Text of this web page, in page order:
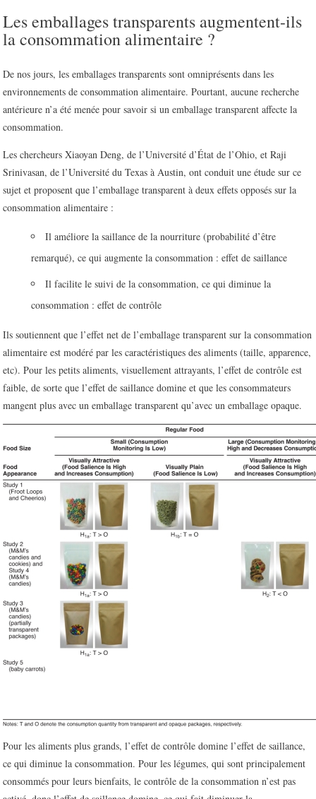
Les emballages transparents augmentent-ils
la consommation alimentaire ?
De nos jours, les emballages transparents sont omniprésents dans les
environnements de consommation alimentaire. Pourtant, aucune recherche
antérieure n’a été menée pour savoir si un emballage transparent affecte la
consommation.
Les chercheurs Xiaoyan Deng, de l’Université d’État de l’Ohio, et Raji
Srinivasan, de l’Université du Texas à Austin, ont conduit une étude sur ce
sujet et proposent que l’emballage transparent à deux effets opposés sur la
consommation alimentaire :
Il améliore la saillance de la nourriture (probabilité d’être
remarqué), ce qui augmente la consommation : effet de saillance
Il facilite le suivi de la consommation, ce qui diminue la
consommation : effet de contrôle
Ils soutiennent que l’effet net de l’emballage transparent sur la consommation
alimentaire est modéré par les caractéristiques des aliments (taille, apparence,
etc). Pour les petits aliments, visuellement attrayants, l’effet de contrôle est
faible, de sorte que l’effet de saillance domine et que les consommateurs
mangent plus avec un emballage transparent qu’avec un emballage opaque.
Pour les aliments plus grands, l’effet de contrôle domine l’effet de saillance,
ce qui diminue la consommation. Pour les légumes, qui sont principalement
consommés pour leurs bienfaits, le contrôle de la consommation n’est pas